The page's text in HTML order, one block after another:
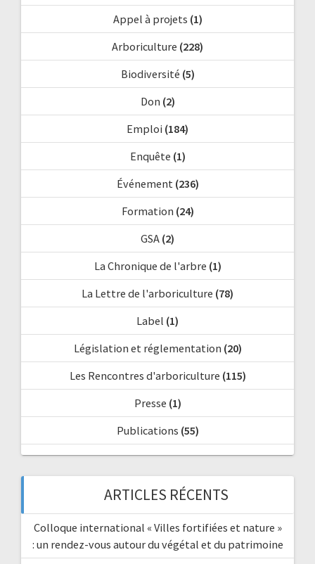
Appel à projets (1)
Arboriculture (228)
Biodiversité (5)
Don (2)
Emploi (184)
Enquête (1)
Événement(236)
Formation (24)
GSA (2)
La Chronique de l'arbre (1)
La Lettre de l'arboriculture (78)
Label (1)
Législation et réglementation (20)
Les Rencontres d'arboriculture (115)
Presse (1)
Publications (55)
ARTICLES RÉCENTS
Colloque international « Villes fortifiées et nature »
: un rendez-vous autour du végétal et du patrimoine